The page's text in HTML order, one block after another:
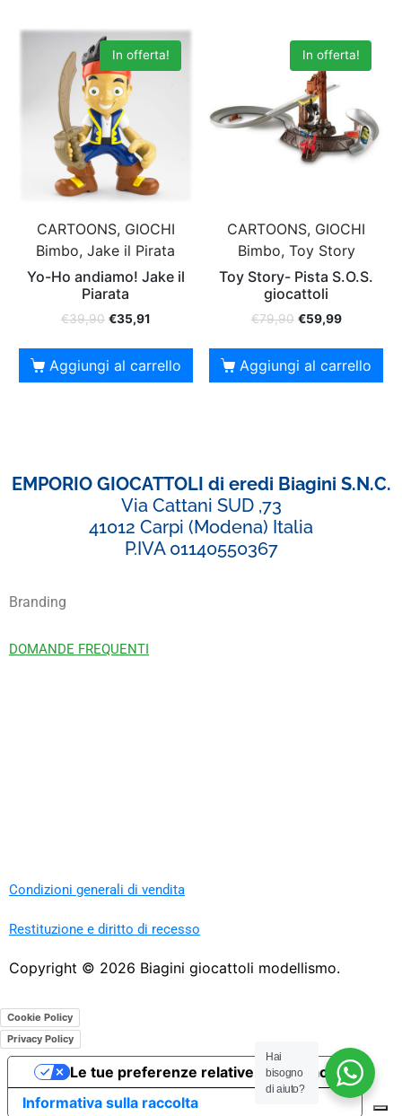
In offerta!
CARTOONS, GIOCHI
Bimbo, Jake il Pirata
Yo-Ho andiamo! Jake il
Piarata
€39,90 €35,91
Aggiungi al carrello
In offerta!
CARTOONS, GIOCHI
Bimbo, Toy Story
Toy Story- Pista S.O.S.
giocattoli
€79,90 €59,99
Aggiungi al carrello
EMPORIO GIOCATTOLI di eredi Biagini S.N.C.
Via Cattani SUD ,73
41012 Carpi (Modena) Italia
P.IVA 01140550367
Branding
DOMANDE FREQUENTI
Condizioni generali di vendita
Restituzione e diritto di recesso
Copyright © 2026 Biagini giocattoli modellismo.
Cookie Policy
Privacy Policy
Hai
bisogno
di aiuto?
Informativa sulla raccolta
Le tue preferenze relative alla privacy